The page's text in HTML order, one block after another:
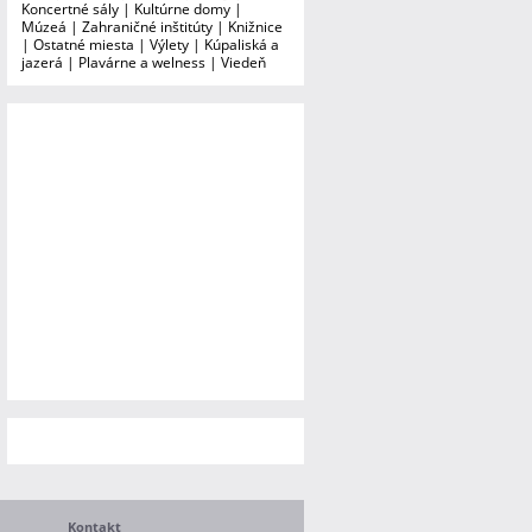
Koncertné sály | Kultúrne domy |
Múzeá | Zahraničné inštitúty | Knižnice
| Ostatné miesta | Výlety | Kúpaliská a
jazerá | Plavárne a welness | Viedeň
Kontakt